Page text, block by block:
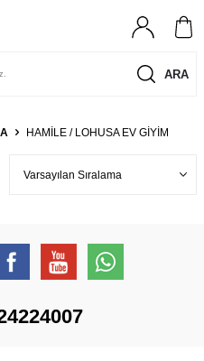
ARA
HAMILE / LOHUSA EV GIYIM